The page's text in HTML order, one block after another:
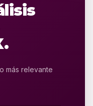
más relevante